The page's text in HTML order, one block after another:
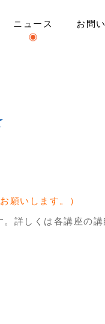
ニュース お問
願いします。）
詳しくは各講座の講